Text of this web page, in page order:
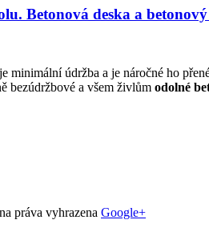
Betonová deska a betonový
údržba a je náročné ho
bezúdržbové a všem živlům odolné
práva vyhrazena Google+